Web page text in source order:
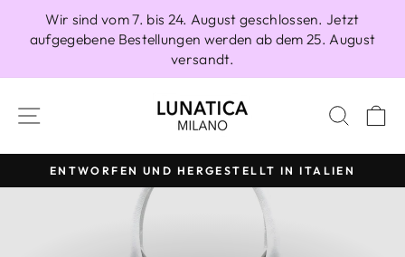
Inhalt
Wir sind vom 7. bis 24. August geschlossen. Jetzt
aufgegebene Bestellungen werden ab dem 25. August
versandt.
SEITENNAVIGATION
Pause
ENTWORFEN UND HERGESTELLT IN ITALIEN